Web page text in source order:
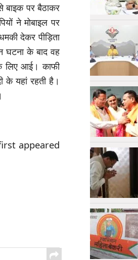
बाइक पर बैठाकर
ने मोबाइल पर
देकर पीड़िता
घटना के बाद वह
लिए आई। काफी
के यहां रहती है।
first appeared